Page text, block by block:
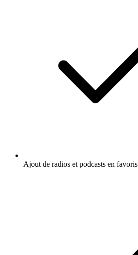
Ajout de radios et podcasts en favoris